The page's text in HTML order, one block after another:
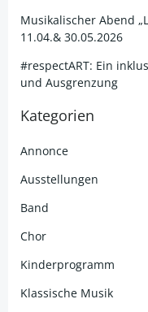
Musikalischer Abend
11.04.& 30.05.2026
#respectART: Ein
und Ausgrenzung
Kategorien
Annonce
Ausstellungen
Band
Chor
Kinderprogramm
Klassische Musik